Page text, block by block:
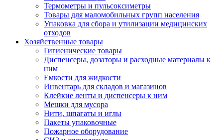
Термометры и пульсоксиметры
Товары для маломобильных групп населения
Упаковка для сбора и утилизации медицинских
отходов
Хозяйственные товары
Гигиенические товары
Диспенсеры, дозаторы и расходные материалы к
ним
Емкости для жидкости
Инвентарь для складов и магазинов
Клейкие ленты и диспенсеры к ним
Мешки для мусора
Нити, шпагаты и иглы
Пакеты упаковочные
Пожарное оборудование